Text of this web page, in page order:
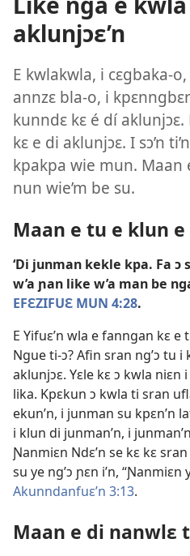
aklunjɔɛ’n
E kwlakwla, i cɛgbaka-
annzɛ bla-o, i
kunndɛ kɛ é dí aklunjɔɛ.
kɛ e di aklunjɔɛ. I sɔ’n
kpakpa wie mun. Maan
nun wie’m be su.
Maan e tu e klun
‘Di junman kekle kpa. Fa
w’a ɲan like w’a man be
EFƐZIFUƐ MUN 4:28.
E Yifuɛ’n wla e fanngan kɛ
Ngue ti-ɔ? Afin sran ng’ɔ tu i
aklunjɔɛ. Yɛle kɛ ɔ kwla niɛn
lika. Kpɛkun ɔ kwla ti sran
ekun’n, i junman su kpɛn’n
i klun di junman’n, i
Ɲanmiɛn Ndɛ’n se kɛ kɛ
su ye ng’ɔ ɲɛn i’n, “Ɲanmiɛn
Akunndanfuɛ’n 3:13.
Maan e di nanwlɛ